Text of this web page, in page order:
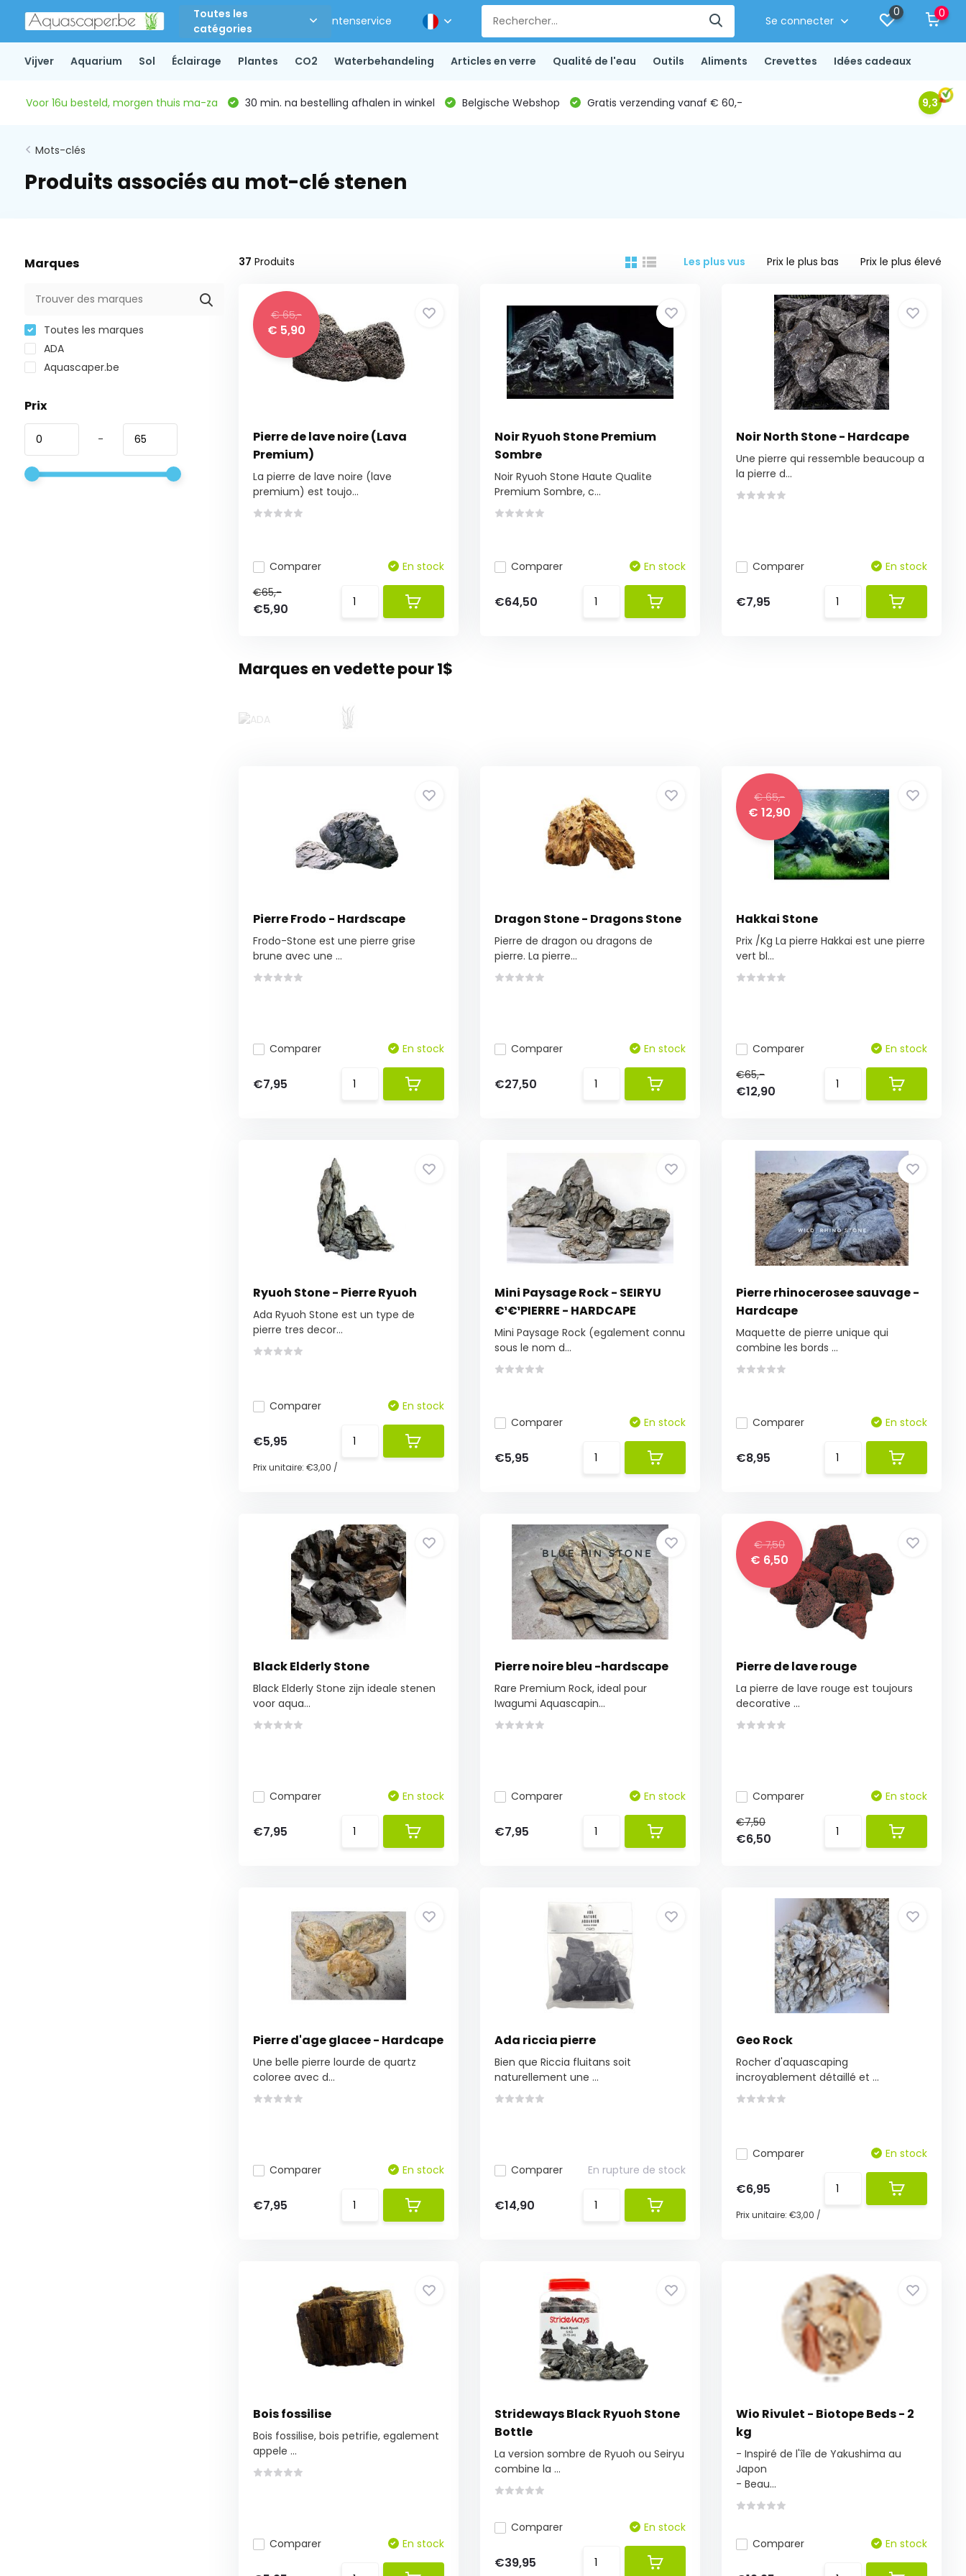
Toutes les
catégories
Klantenservice Se connecter
0 0
Vijver Aquarium Sol Éclairage Plantes CO2 Waterbehandeling Articles en verre Qualité de l'eau Outils Aliments Crevettes Idées cadeaux
Voor 16u besteld, morgen thuis ma-za 30 min. na bestelling afhalen in winkel Belgische Webshop Gratis verzending vanaf € 60,- 9,3
Mots-clés
Produits associés au mot-clé stenen
Marques
Toutes les marques
ADA
Aquascaper.be
Prix
-
37 Produits Les plus vus Prix le plus bas Prix le plus élevé
€ 65,-
€ 5,90
Pierre de lave noire (Lava
Premium)
La pierre de lave noire (lave
premium) est toujo...
Comparer
En stock
€65,-
€5,90
Noir Ryuoh Stone Premium
Sombre
Noir Ryuoh Stone Haute Qualite
Premium Sombre, c...
Comparer En stock
€64,50
Noir North Stone - Hardcape
Une pierre qui ressemble beaucoup a
la pierre d...
Comparer En stock
€7,95
Marques en vedette pour 1$
Pierre Frodo - Hardscape
Frodo-Stone est une pierre grise
brune avec une ...
Comparer En stock
€7,95
Dragon Stone - Dragons Stone
Pierre de dragon ou dragons de
pierre. La pierre...
Comparer En stock
€27,50
€ 65,-
€ 12,90
Hakkai Stone
Prix /Kg La pierre Hakkai est une pierre
vert bl...
Comparer
En stock
€65,-
€12,90
Ryuoh Stone - Pierre Ryuoh
Ada Ryuoh Stone est un type de
pierre tres decor...
Comparer En stock
€5,95
Prix unitaire: €3,00 /
Mini Paysage Rock - SEIRYU
€¹€¹PIERRE - HARDCAPE
Mini Paysage Rock (egalement connu
sous le nom d...
Comparer En stock
€5,95
Pierre rhinocerosee sauvage -
Hardcape
Maquette de pierre unique qui
combine les bords ...
Comparer En stock
€8,95
Black Elderly Stone
Black Elderly Stone zijn ideale stenen
voor aqua...
Comparer En stock
€7,95
Pierre noire bleu -hardscape
Rare Premium Rock, ideal pour
Iwagumi Aquascapin...
Comparer En stock
€7,95
€ 7,50
€ 6,50
Pierre de lave rouge
La pierre de lave rouge est toujours
decorative ...
Comparer
En stock
€7,50
€6,50
Pierre d'age glacee - Hardcape
Une belle pierre lourde de quartz
coloree avec d...
Comparer En stock
€7,95
Ada riccia pierre
Bien que Riccia fluitans soit
naturellement une ...
Comparer En rupture de stock
€14,90
Geo Rock
Rocher d'aquascaping
incroyablement détaillé et ...
Comparer En stock
€6,95
Prix unitaire:€3,00 /
Bois fossilise
Bois fossilise, bois petrifie, egalement
appele ...
Comparer En stock
Strideways Black Ryuoh Stone
Bottle
La version sombre de Ryuoh ou Seiryu
combine la ...
Comparer En stock
€39,95
Wio Rivulet - Biotope Beds - 2
kg
- Inspiré de l'île de Yakushima au
Japon
- Beau...
Comparer En stock